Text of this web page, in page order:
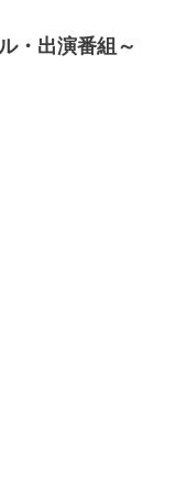
・出演番組～